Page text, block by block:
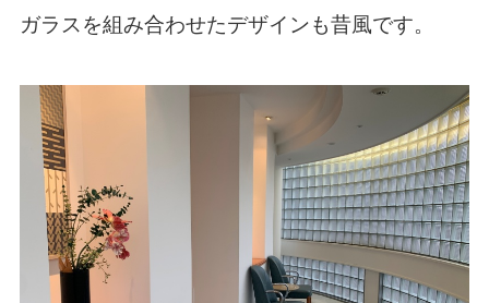
ガラスを組み合わせたデザインも昔風です。